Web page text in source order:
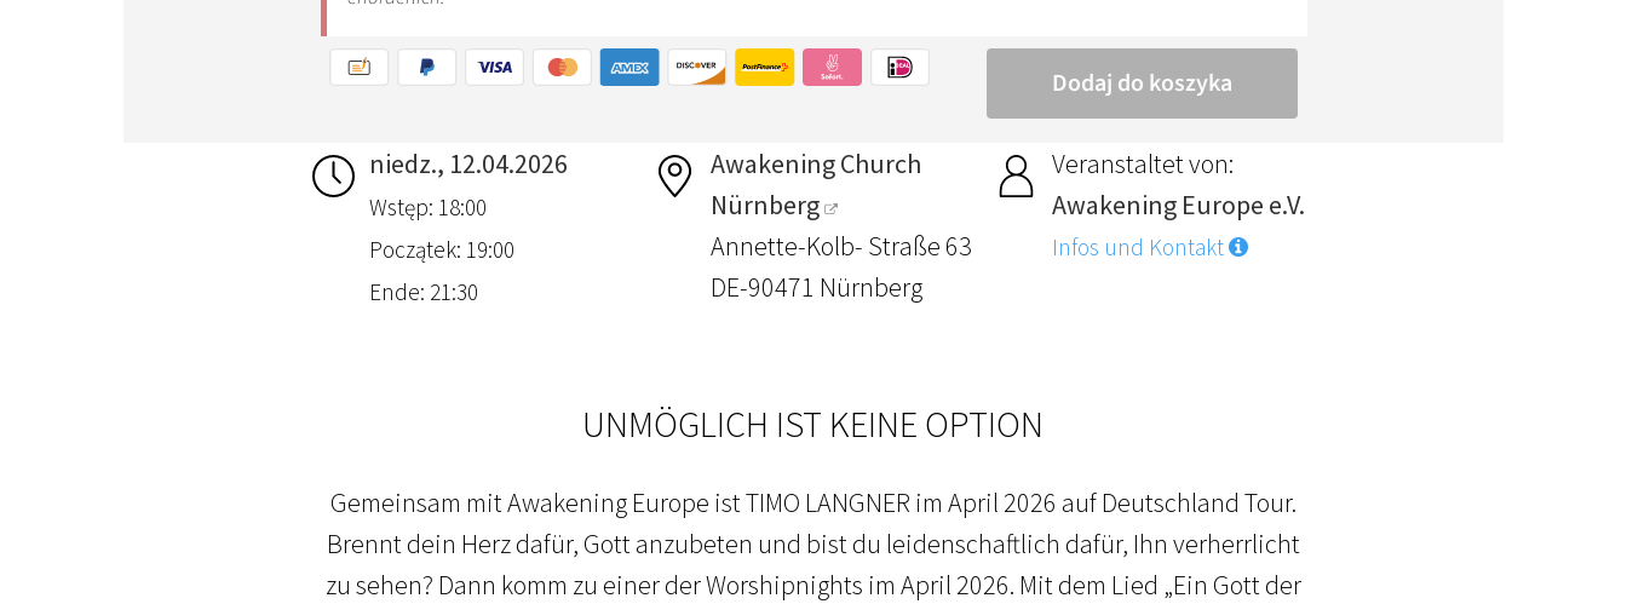
niedz., 12.04.2026
Wstęp: 18:00
Początek: 19:00
Ende: 21:30
Awakening Church
Nürnberg
Annette-Kolb- Straße 63
DE-90471 Nürnberg
Veranstaltet von:
Awakening Europe e.V.
Infos und Kontakt
UNMÖGLICH IST KEINE OPTION
Gemeinsam mit Awakening Europe ist TIMO LANGNER im April 2026 auf Deutschland Tour.
Brennt dein Herz dafür, Gott anzubeten und bist du leidenschaftlich dafür, Ihn verherrlicht
zu sehen? Dann komm zu einer der Worshipnights im April 2026. Mit dem Lied „Ein Gott der